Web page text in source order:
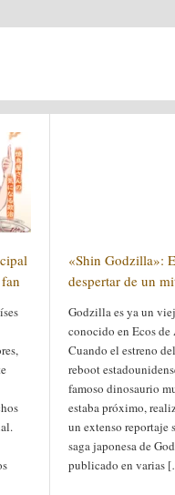
«Shin Godzilla»:
despertar de un
Godzilla es ya un
conocido en Ecos de
Cuando el estreno del
reboot
famoso dinosaurio
estaba próximo,
un extenso reportaje
saga japonesa de
publicado en varias